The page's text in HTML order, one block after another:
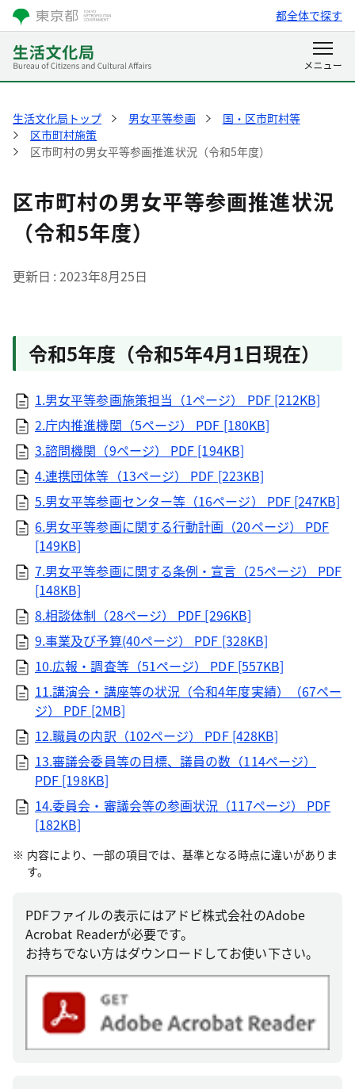
都全体で探す
生活文化局トップ 男女平等参画
国・区市町村等
区市町村施策
区市町村の男女平等参画推進状況（令和5年度）
区市町村の男女平等参画推進状況
（令和5年度）
更新日 2023年8月25日
令和5年度（令和5年4月1日現在）
1.男女平等参画施策担当（1ページ） PDF [212KB]
2.庁内推進機関（5ページ） PDF [180KB]
3.諮問機関（9ページ） PDF [194KB]
4.連携団体等（13ページ） PDF [223KB]
5.男女平等参画センター等（16ページ） PDF [247KB]
6.男女平等参画に関する行動計画（20ページ） PDF
[149KB]
7.男女平等参画に関する条例・宣言（25ページ） PDF
[148KB]
8.相談体制（28ページ） PDF [296KB]
9.事業及び予算(40ページ） PDF [328KB]
10.広報・調査等（51ページ） PDF [557KB]
11.講演会・講座等の状況（令和4年度実績）（67ペー
ジ） PDF [2MB]
12.職員の内訳（102ページ） PDF [428KB]
13.審議会委員等の目標、議員の数（114ページ）
PDF [198KB]
14.委員会・審議会等の参画状況（117ページ） PDF
[182KB]
内容により、一部の項目では、基準となる時点に違いがありま
す。
PDFファイルの表示にはアドビ株式会社のAdobe
Acrobat Readerが必要です。
お持ちでない方はダウンロードしてお使い下さい。